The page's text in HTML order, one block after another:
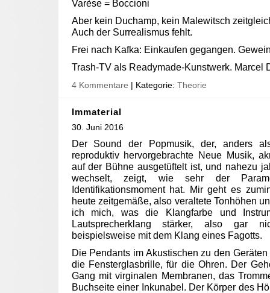
Varèse = Boccioni
Aber kein Duchamp, kein Malewitsch
Auch der Surrealismus fehlt.
Frei nach Kafka: Einkaufen gegangen.
Trash-TV als Readymade-Kunstwerk. Marcel
4 Kommentare | Kategorie: Theorie
Immaterial
30. Juni 2016
Der Sound der Popmusik, der, anders
reproduktiv hervorgebrachte Neue Musik,
auf der Bühne ausgetüftelt ist, und nahezu
wechselt, zeigt, wie sehr der
Identifikationsmoment hat. Mir geht es
heute zeitgemäße, also veraltete Tonhöhen
ich mich, was die Klangfarbe und
Lautsprecherklang stärker, also gar
beispielsweise mit dem Klang eines Fagotts.
Die Pendants im Akustischen zu den
die Fensterglasbrille, für die Ohren. Der
Gang mit virginalen Membranen, das
Buchseite einer Inkunabel. Der Körper des